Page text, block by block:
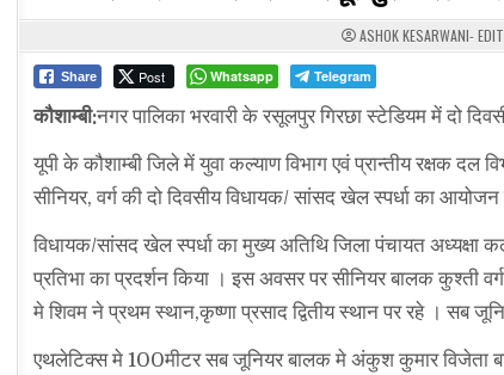
ASHOK KESARWANI-
Share Post Whatsapp Telegram
कौशाम्बी:नगर पालिका भरवारी के रसूलपुर गिरछा स्टेडियम में दो
यूपी के कौशाम्बी जिले में युवा कल्याण विभाग एवं प्रान्तीय रक्षक
सीनियर, वर्ग की दो दिवसीय विधायक/ सांसद खेल स्पर्धा का आयोजन
विधायक/सांसद खेल स्पर्धा का मुख्य अतिथि जिला पंचायत
प्रतिभा का प्रदर्शन किया । इस अवसर पर सीनियर बालक कुश्ती
मे शिवम ने प्रथम स्थान,कृष्णा प्रसाद द्वितीय स्थान पर रहे । सब
एथलेटिक्स मे 100मीटर सब जूनियर बालक मे अंकुश कुमार विजेता